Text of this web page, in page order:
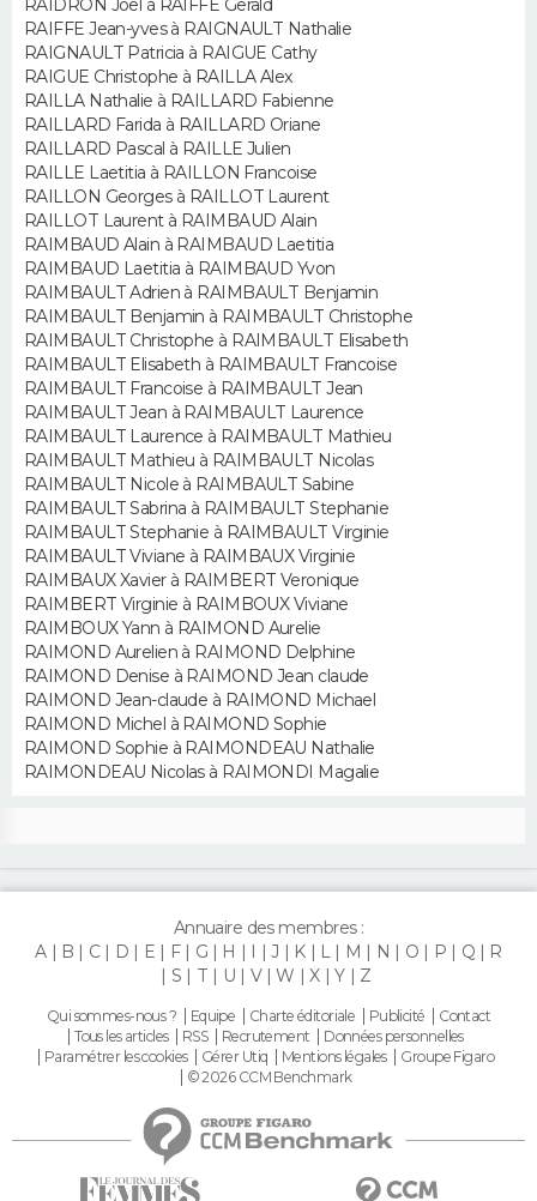
RAIDRON Joel à RAIFFE Gerald
RAIFFE Jean-yves à RAIGNAULT Nathalie
RAIGNAULT Patricia à RAIGUE Cathy
RAIGUE Christophe à RAILLA Alex
RAILLA Nathalie à RAILLARD Fabienne
RAILLARD Farida à RAILLARD Oriane
RAILLARD Pascal à RAILLE Julien
RAILLE Laetitia à RAILLON Francoise
RAILLON Georges à RAILLOT Laurent
RAILLOT Laurent à RAIMBAUD Alain
RAIMBAUD Alain à RAIMBAUD Laetitia
RAIMBAUD Laetitia à RAIMBAUD Yvon
RAIMBAULT Adrien à RAIMBAULT Benjamin
RAIMBAULT Benjamin à RAIMBAULT Christophe
RAIMBAULT Christophe à RAIMBAULT Elisabeth
RAIMBAULT Elisabeth à RAIMBAULT Francoise
RAIMBAULT Francoise à RAIMBAULT Jean
RAIMBAULT Jean à RAIMBAULT Laurence
RAIMBAULT Laurence à RAIMBAULT Mathieu
RAIMBAULT Mathieu à RAIMBAULT Nicolas
RAIMBAULT Nicole à RAIMBAULT Sabine
RAIMBAULT Sabrina à RAIMBAULT Stephanie
RAIMBAULT Stephanie à RAIMBAULT Virginie
RAIMBAULT Viviane à RAIMBAUX Virginie
RAIMBAUX Xavier à RAIMBERT Veronique
RAIMBERT Virginie à RAIMBOUX Viviane
RAIMBOUX Yann à RAIMOND Aurelie
RAIMOND Aurelien à RAIMOND Delphine
RAIMOND Denise à RAIMOND Jean claude
RAIMOND Jean-claude à RAIMOND Michael
RAIMOND Michel à RAIMOND Sophie
RAIMOND Sophie à RAIMONDEAU Nathalie
RAIMONDEAU Nicolas à RAIMONDI Magalie
Annuaire des membres :
A
B C D E F G H I J K L M N O P Q
R
S
T U V W X Y Z
Qui sommes-nous ? Equipe Charte éditoriale Publicité
Contact
Tous les articles
RSS Recrutement
Données personnelles
Paramétrer les cookies
Gérer Utiq Mentions légales
Groupe Figaro
© 2026 CCM Benchmark